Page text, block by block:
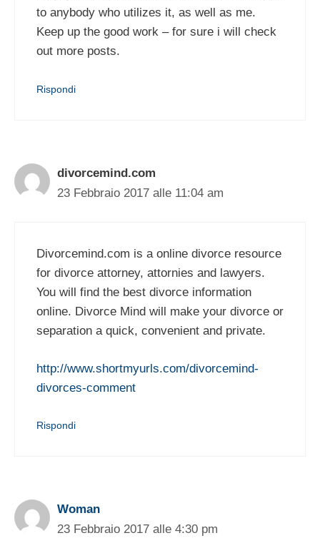
to anybody who utilizes it, as well as me.
Keep up the good work – for sure i will check
out more posts.
Rispondi
divorcemind.com
23 Febbraio 2017 alle 11:04 am
Divorcemind.com is a online divorce resource
for divorce attorney, attornies and lawyers.
You will find the best divorce information
online. Divorce Mind will make your divorce or
separation a quick, convenient and private.
http://www.shortmyurls.com/divorcemind-
divorces-comment
Rispondi
Woman
23 Febbraio 2017 alle 4:30 pm